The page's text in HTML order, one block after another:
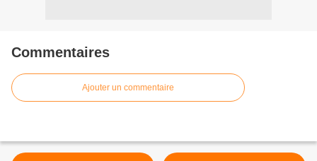
Commentaires
Ajouter un commentaire